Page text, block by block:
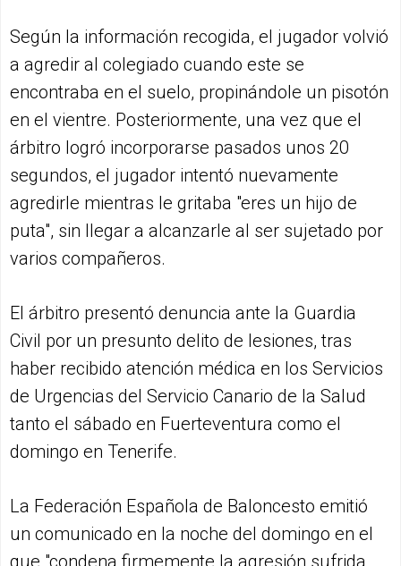
Según la información recogida, el jugador volvió
a agredir al colegiado cuando este se
encontraba en el suelo, propinándole un pisotón
en el vientre. Posteriormente, una vez que el
árbitro logró incorporarse pasados unos 20
segundos, el jugador intentó nuevamente
agredirle mientras le gritaba "eres un hijo de
puta", sin llegar a alcanzarle al ser sujetado por
varios compañeros.
El árbitro presentó denuncia ante la Guardia
Civil por un presunto delito de lesiones, tras
haber recibido atención médica en los Servicios
de Urgencias del Servicio Canario de la Salud
tanto el sábado en Fuerteventura como el
domingo en Tenerife.
La Federación Española de Baloncesto emitió
un comunicado en la noche del domingo en el
que "condena firmemente la agresión sufrida